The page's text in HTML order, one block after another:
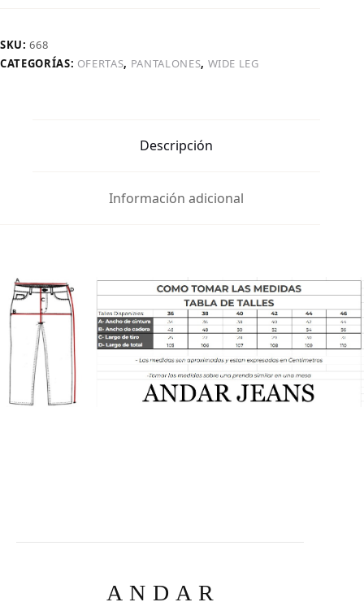
SKU:668
CATEGORÍAS: OFERTAS, PANTALONES, WIDE LEG
Descripción
Información adicional
ANDAR